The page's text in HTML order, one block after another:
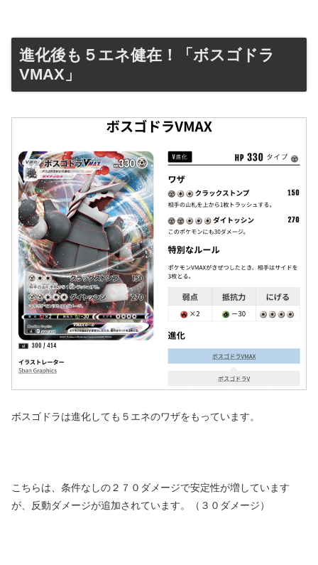
進化後も５エネ健在！「ボスゴドラ
VMAX」
ボスゴドラは進化しても５エネのワザをもっています。
こちらは、条件なしの２７０ダメージで安定性が増しています
が、反動ダメージが追加されています。（３０ダメージ）